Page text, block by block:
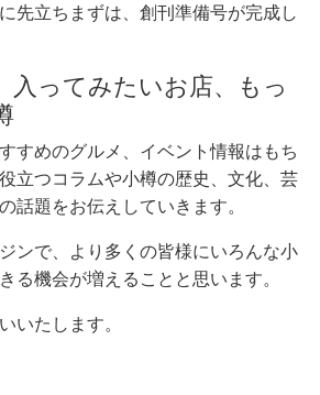
先立ちまずは、創刊準備号が完成し
入ってみたいお店、もっ
すめのグルメ、イベント情報はもち
立つコラムや小樽の歴史、文化、芸
話題をお伝えしていきます。
ンで、より多くの皆様にいろんな小
る機会が増えることと思います。
いたします。